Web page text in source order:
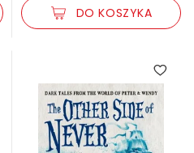
DO KOSZYKA